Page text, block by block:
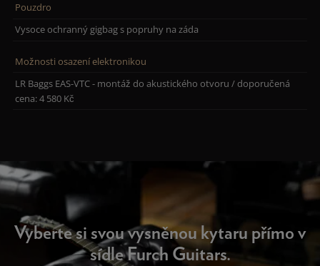
Pouzdro
Vysoce ochranný gigbag s popruhy na záda
Možnosti osazení elektronikou
LR Baggs EAS-VTC - montáž do akustického otvoru / doporučená
cena: 4 580 Kč
Vyberte si svou vysněnou kytaru přímo v
sídle Furch Guitars.